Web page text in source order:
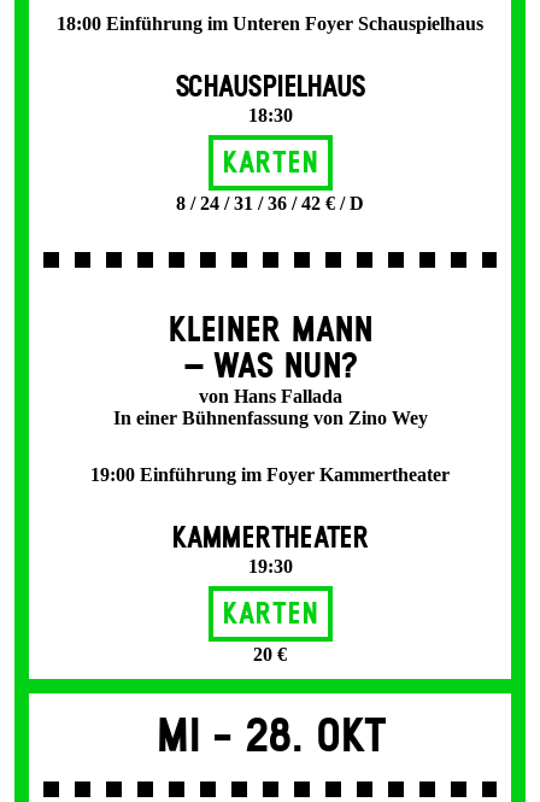
18:00 Einführung im Unteren Foyer Schauspielhaus
SCHAUSPIELHAUS
18:30
Karten
8 / 24 / 31 / 36 / 42 € / D
KLEINER MANN
– WAS NUN?
von Hans Fallada
In einer Bühnenfassung von Zino Wey
19:00 Einführung im Foyer Kammertheater
KAMMERTHEATER
19:30
Karten
20 €
Mi - 28. Okt